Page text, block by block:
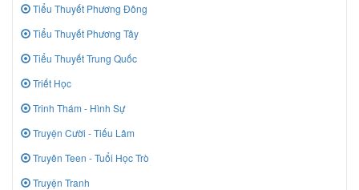
Tiểu Thuyết Phương Đông
Tiểu Thuyết Phương Tây
Tiểu Thuyết Trung Quốc
Triết Học
Trinh Thám - Hình Sự
Truyện Cười - Tiếu Lâm
Truyên Teen - Tuổi Học Trò
Truyện Tranh